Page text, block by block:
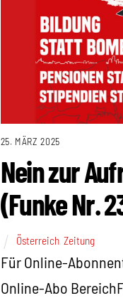
25. MÄRZ 2025
Nein zur
(Funke Nr.
Österreich, Zeitung
Für Online-
Online-Abo